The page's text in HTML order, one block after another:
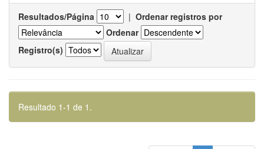
Resultados/Página | Ordenar registros por
Ordenar
Registro(s)
Resultado 1-1 de 1.